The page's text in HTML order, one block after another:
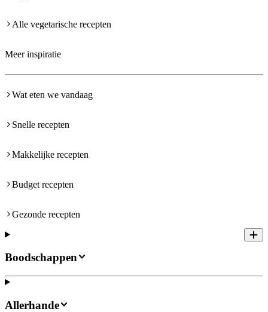
Alle vegetarische recepten
Meer inspiratie
Wat eten we vandaag
Snelle recepten
Makkelijke recepten
Budget recepten
Gezonde recepten
Boodschappen
Allerhande